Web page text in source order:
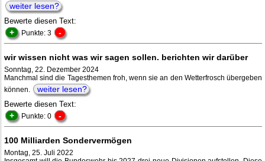
weiter lesen?
Bewerte diesen Text:
+ Punkte: 3 -
wir wissen nicht was wir sagen sollen. berichten wir darüber
Sonntag, 22. Dezember 2024
Manchmal sind die Tagesthemen froh, wenn sie an den Wetterfrosch übergeben
können.
weiter lesen?
Bewerte diesen Text:
+ Punkte: 0 -
100 Milliarden Sondervermögen
Montag, 25. Juli 2022